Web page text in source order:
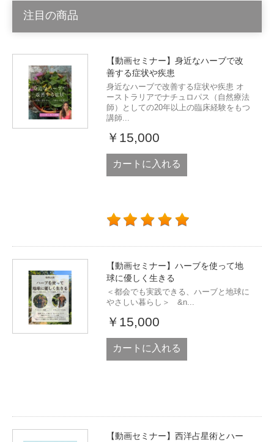
注目の商品
【動画セミナー】身近なハーブで改
善する症状や疾患
身近なハーブで改善する症状や疾患 オ
ーストラリアでナチュロパス（自然療法
師）としての20年以上の臨床経験をもつ
講師...
￥15,000
カートに入れる
【動画セミナー】ハーブを使って地
球に優しく生きる
＜都会でも実践できる、ハーブと地球に
やさしい暮らし＞ &n...
￥15,000
カートに入れる
【動画セミナー】西洋占星術とハー